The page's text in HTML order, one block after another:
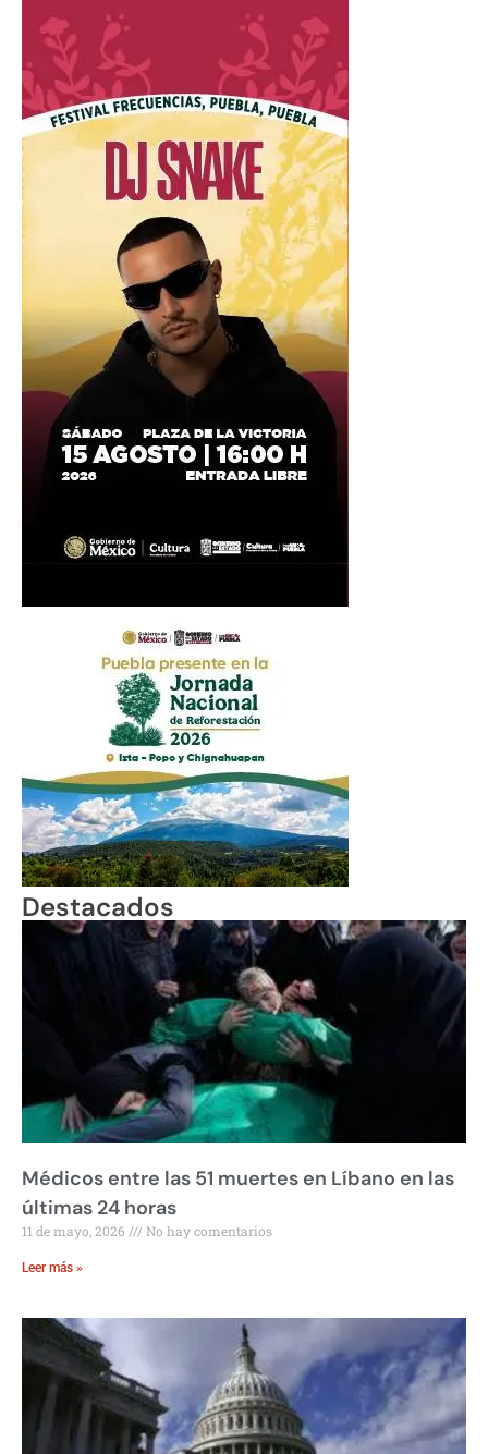
Destacados
Médicos entre las 51 muertes en Líbano en las
últimas 24 horas
11 de mayo, 2026 No hay comentarios
Leer más »